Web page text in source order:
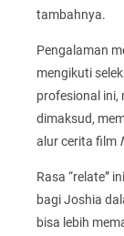
tambahnya.
Pengalaman
mengikuti
profesional ini,
dimaksud,
alur cerita film
Rasa “relate”
bagi Joshia
bisa lebih